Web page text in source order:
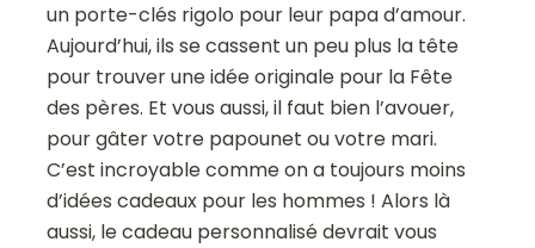
un porte-clés rigolo pour leur papa d’amour.
Aujourd’hui, ils se cassent un peu plus la tête
pour trouver une idée originale pour la Fête
des pères. Et vous aussi, il faut bien l’avouer,
pour gâter votre papounet ou votre mari.
C’est incroyable comme on a toujours moins
d’idées cadeaux pour les hommes ! Alors là
aussi, le cadeau personnalisé devrait vous